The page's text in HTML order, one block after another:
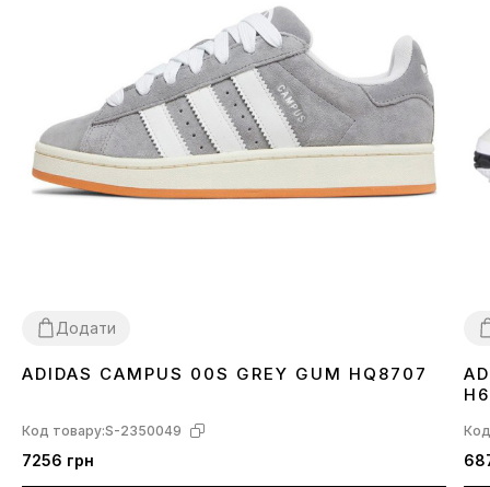
Додати
36 3738 394041 4344 45
ADIDAS CAMPUS 00S GREY GUM HQ8707
Код товару:S-2350049
7256 грн